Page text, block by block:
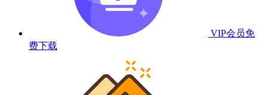
VIP会员免
费下载